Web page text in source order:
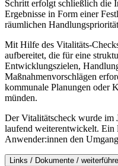
Schritt erfolgt schließlich die
Ergebnisse in Form einer
räumlichen
Mit Hilfe des Vitalitäts-
aufbereitet, die für eine
Entwicklungszielen,
Maßnahmenvorschlägen
kommunale Planungen oder
münden.
Der Vitalitätscheck wurde im
laufend weiterentwickelt. Ein
Anwender:innen den
Links / Dokumente /